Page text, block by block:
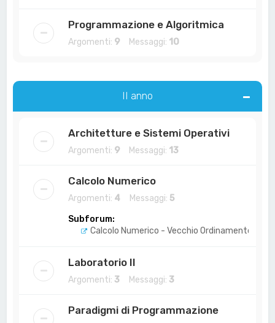
Programmazione e Algoritmica
Argomenti: 9 Messaggi: 10
II anno
Architetture e Sistemi Operativi
Argomenti: 9 Messaggi: 13
Calcolo Numerico
Argomenti: 4 Messaggi: 5
Subforum:
Calcolo Numerico - Vecchio Ordinamento
Laboratorio II
Argomenti: 3 Messaggi: 3
Paradigmi di Programmazione